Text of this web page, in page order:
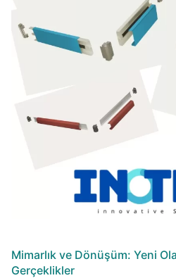
Mimarlık ve Dönüşüm: Yeni
Gerçeklikler